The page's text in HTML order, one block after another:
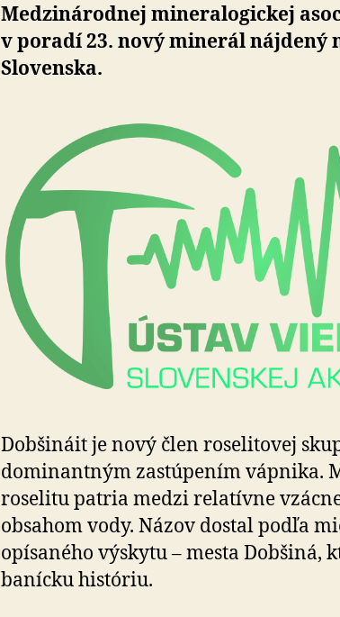
Medzinárodnej mineralogickej
v poradí 23. nový minerál nájdený
Slovenska.
Dobšináit je nový člen roselitovej
dominantným zastúpením vápnika.
roselitu patria medzi relatívne
obsahom vody. Názov dostal podľa
opísaného výskytu – mesta Dobšiná,
banícku históriu.